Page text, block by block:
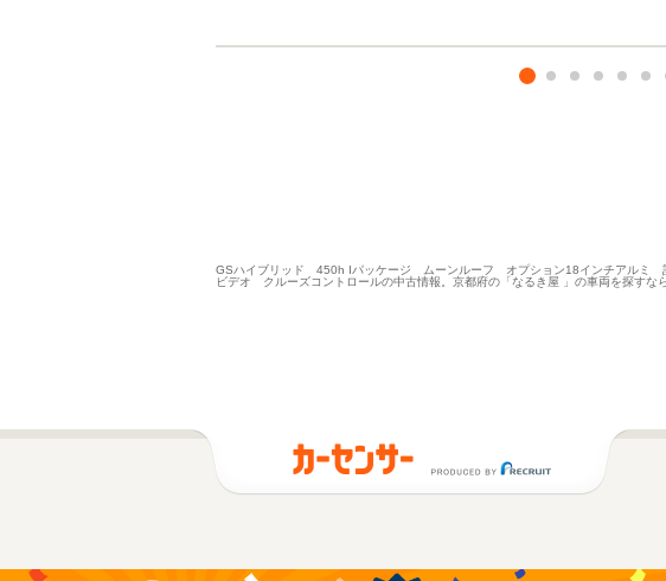
GSハイブリッド 450h Iパッケージ ムーンルーフ オプション18インチアル
ビデオ クルーズコントロールの中古情報。京都府の「なるき屋 」の車両を探すな